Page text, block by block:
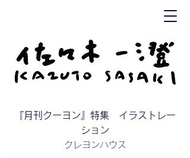
『月刊クーヨン』特集 イラストレー
ション
クレヨンハウス